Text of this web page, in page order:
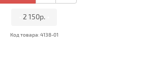
2 150р.
Код товара: 4138-01